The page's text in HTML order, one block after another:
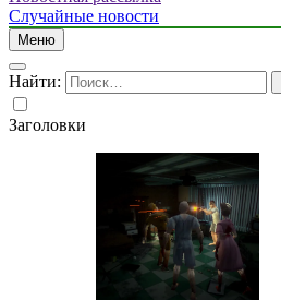
Случайные новости
Меню
Найти:
Заголовки